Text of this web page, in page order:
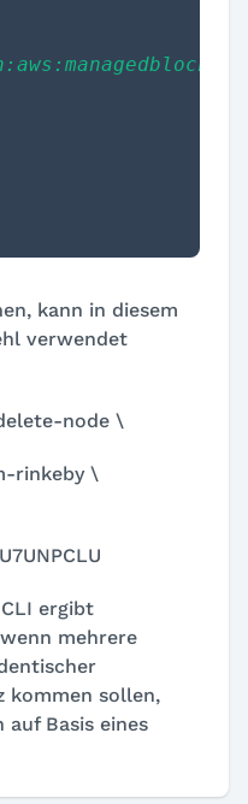
kann in diesem
verwendet
node \
rinkeby \
ergibt
mehrere
kommen sollen,
Basis eines